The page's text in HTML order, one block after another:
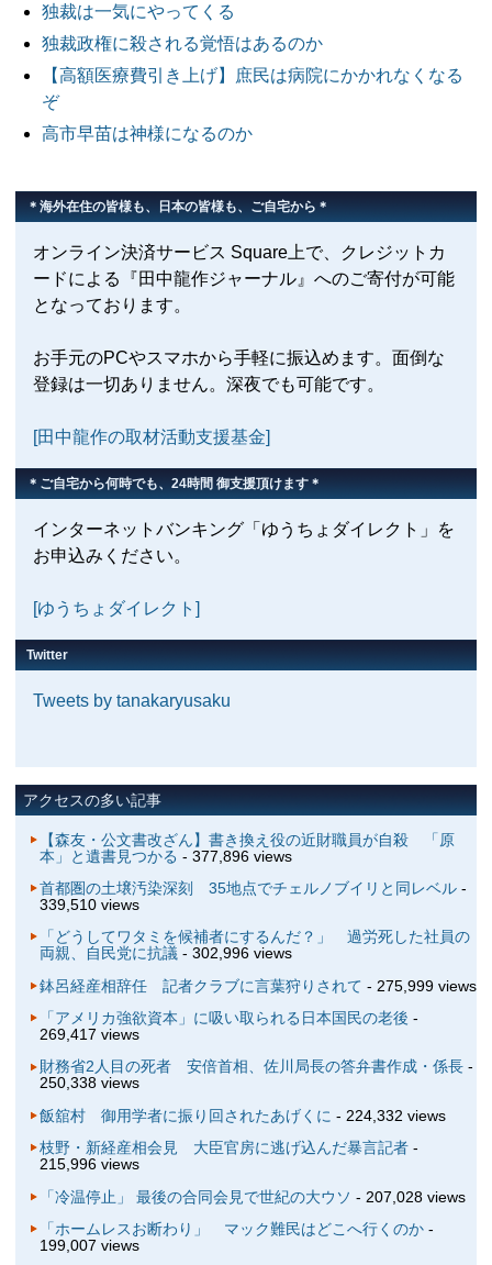
独裁は一気にやってくる
独裁政権に殺される覚悟はあるのか
【高額医療費引き上げ】庶民は病院にかかれなくなる
ぞ
高市早苗は神様になるのか
＊海外在住の皆様も、日本の皆様も、ご自宅から＊
オンライン決済サービス Square上で、クレジットカ
ードによる『田中龍作ジャーナル』へのご寄付が可能
となっております。
お手元のPCやスマホから手軽に振込めます。面倒な
登録は一切ありません。深夜でも可能です。
[田中龍作の取材活動支援基金]
＊ご自宅から何時でも、24時間 御支援頂けます＊
インターネットバンキング「ゆうちょダイレクト」を
お申込みください。
[ゆうちょダイレクト]
Twitter
Tweets by tanakaryusaku
アクセスの多い記事
【森友・公文書改ざん】書き換え役の近財職員が自殺 「原
本」と遺書見つかる - 377,896 views
首都圏の土壌汚染深刻 35地点でチェルノブイリと同レベル-
339,510 views
「どうしてワタミを候補者にするんだ？」 過労死した社員の
両親、自民党に抗議- 302,996 views
鉢呂経産相辞任 記者クラブに言葉狩りされて - 275,999 views
「アメリカ強欲資本」に吸い取られる日本国民の老後 -
269,417 views
財務省2人目の死者 安倍首相、佐川局長の答弁書作成・係長-
250,338 views
飯舘村 御用学者に振り回されたあげくに - 224,332 views
枝野・新経産相会見 大臣官房に逃げ込んだ暴言記者-
215,996 views
「冷温停止」 最後の合同会見で世紀の大ウソ - 207,028 views
「ホームレスお断わり」 マック難民はどこへ行くのか-
199,007 views